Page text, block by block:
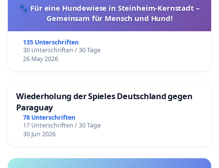
🐾 Für eine Hundewiese in Steinheim-Kernstadt –
Gemeinsam für Mensch und Hund!
135 Unterschriften
30 Unterschriften / 30 Tage
26 May 2026
Wiederholung der Spieles Deutschland gegen
Paraguay
78 Unterschriften
17 Unterschriften / 30 Tage
30 Jun 2026